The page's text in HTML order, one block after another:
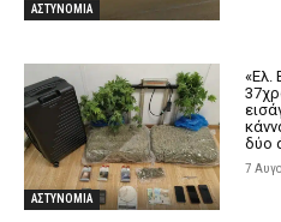
ΑΣΤΥΝΟΜΙΑ
ΑΣΤΥΝΟΜΙΑ
«Ελ.
δύο
7